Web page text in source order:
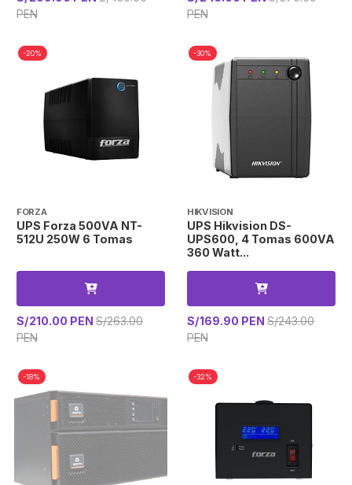
PEN
PEN
-20%
FORZA
UPS Forza 500VA NT-
512U 250W 6 Tomas
S/210.00 PEN S/263.00
PEN
-30%
HIKVISION
UPS Hikvision DS-
UPS600, 4 Tomas 600VA
360 Watt...
S/169.90 PEN S/243.00
PEN
-18% -32%